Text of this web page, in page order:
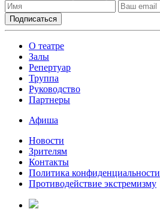
О театре
Залы
Репертуар
Труппа
Руководство
Партнеры
Афиша
Новости
Зрителям
Контакты
Политика конфиденциальности
Противодействие экстремизму